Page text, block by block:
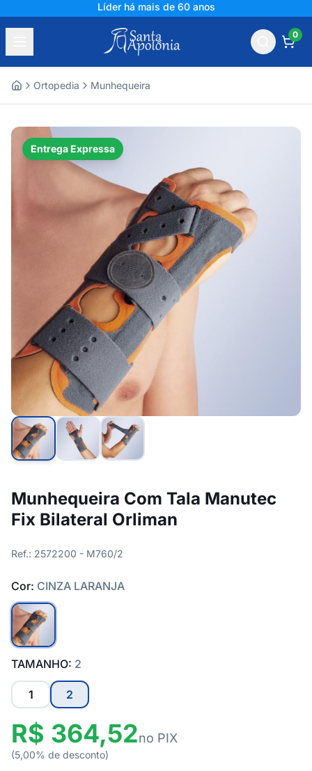
Líder há mais de 60 anos
0
Ortopedia Munhequeira
Entrega Expressa
Munhequeira Com Tala Manutec
Fix Bilateral Orliman
Ref.: 2572200 - M760/2
Cor: CINZA LARANJA
TAMANHO: 2
1 2
R$ 364,52no PIX
(5,00% de desconto)